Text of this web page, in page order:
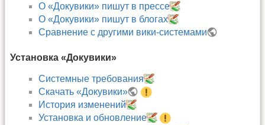
О «Докувики» пишут в прессе
О «Докувики» пишут в блогах
Сравнение с другими вики-системами
Установка «Докувики»
Системные требования
Скачать «Докувики»
История изменений
Установка и обновление